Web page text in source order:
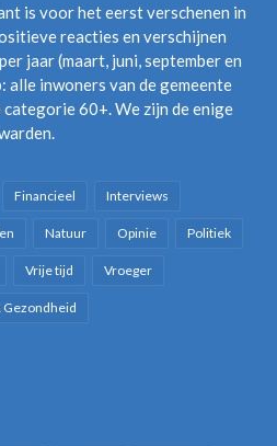
is voor het eerst verschenen in
reacties en verschijnen
jaar (maart, juni, september en
alle inwoners van de gemeente
categorie 60+. We zijn de enige
Financieel Interviews
Natuur Opinie Politiek
Vrije tijd Vroeger
Gezondheid